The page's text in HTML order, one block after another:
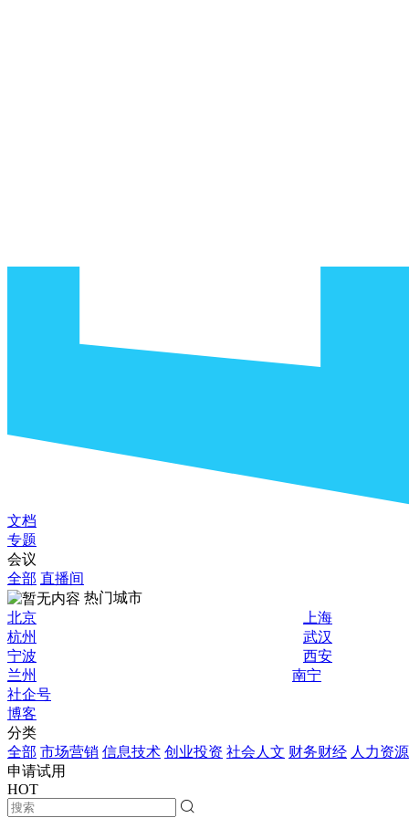
文档
专题
会议
全部 直播间
热门城市
北京
上海
杭州
武汉
宁波
西安
兰州
南宁
社企号
博客
分类
全部 市场营销 信息技术 创业投资 社会人文 财务财经 人力资源
申请试用
HOT